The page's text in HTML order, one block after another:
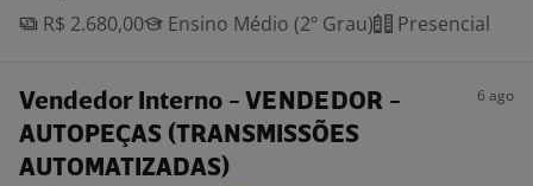
R$ 2.680,00
Ensino Médio (2º Grau) Presencial
Vendedor Interno - VENDEDOR -
AUTOPEÇAS (TRANSMISSÕES
AUTOMATIZADAS)
6 ago